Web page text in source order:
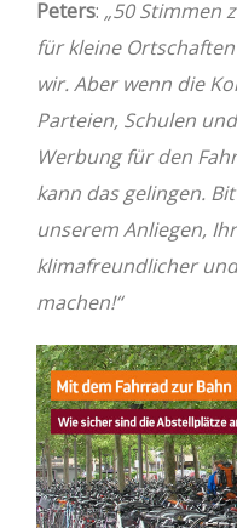
Peters: „50 Stimmen
für kleine
wir. Aber wenn die
Parteien, Schulen
Werbung für den
kann das gelingen.
unserem Anliegen,
klimafreundlicher
machen!“